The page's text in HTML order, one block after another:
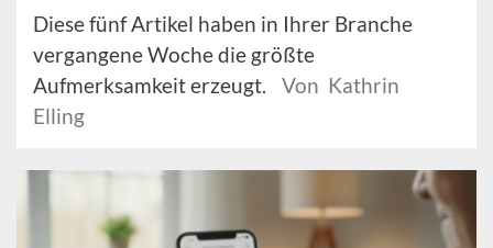
Diese fünf Artikel haben in Ihrer Branche
vergangene Woche die größte
Aufmerksamkeit erzeugt.
Von Kathrin
Elling